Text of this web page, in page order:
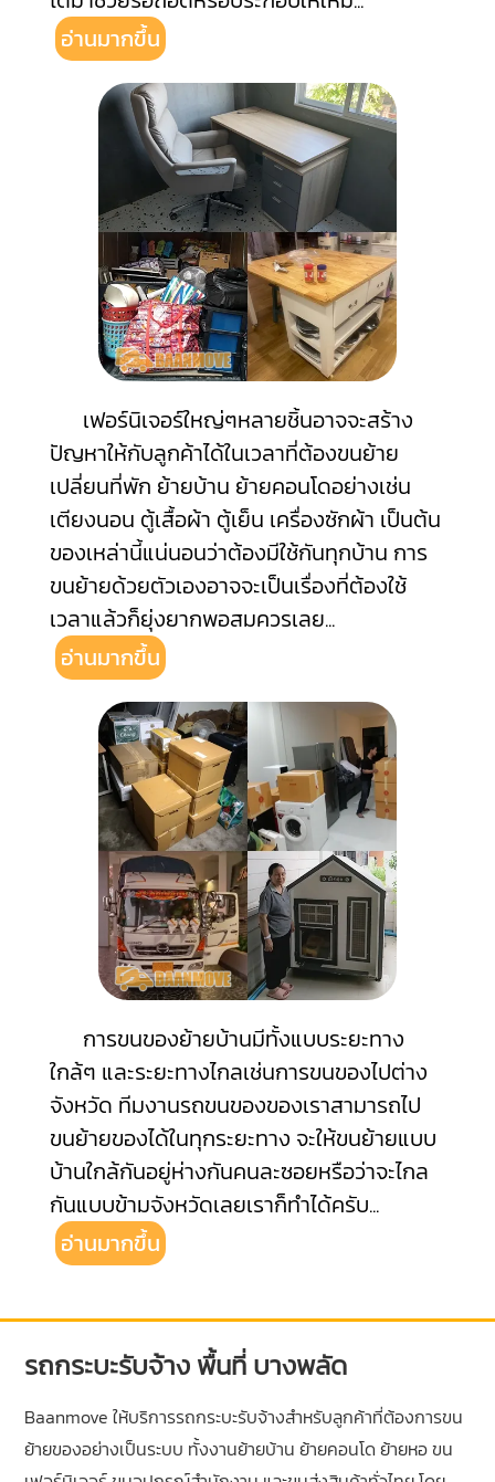
อ่านมากขึ้น
เฟอร์นิเจอร์ใหญ่ๆหลายชิ้นอาจจะสร้าง
ปัญหาให้กับลูกค้าได้ในเวลาที่ต้องขนย้าย
เปลี่ยนที่พัก ย้ายบ้าน ย้ายคอนโดอย่างเช่น
เตียงนอน ตู้เสื้อผ้า ตู้เย็น เครื่องซักผ้า เป็นต้น
ของเหล่านี้แน่นอนว่าต้องมีใช้กันทุกบ้าน การ
ขนย้ายด้วยตัวเองอาจจะเป็นเรื่องที่ต้องใช้
เวลาแล้วก็ยุ่งยากพอสมควรเลย...
อ่านมากขึ้น
การขนของย้ายบ้านมีทั้งแบบระยะทาง
ใกล้ๆ และระยะทางไกลเช่นการขนของไปต่าง
จังหวัด ทีมงานรถขนของของเราสามารถไป
ขนย้ายของได้ในทุกระยะทาง จะให้ขนย้ายแบบ
บ้านใกล้กันอยู่ห่างกันคนละซอยหรือว่าจะไกล
กันแบบข้ามจังหวัดเลยเราก็ทำได้ครับ...
อ่านมากขึ้น
รถกระบะรับจ้าง พื้นที่ บางพลัด
Baanmove ให้บริการรถกระบะรับจ้างสำหรับลูกค้าที่ต้องการขน
ย้ายของอย่างเป็นระบบ ทั้งงานย้ายบ้าน ย้ายคอนโด ย้ายหอ ขน